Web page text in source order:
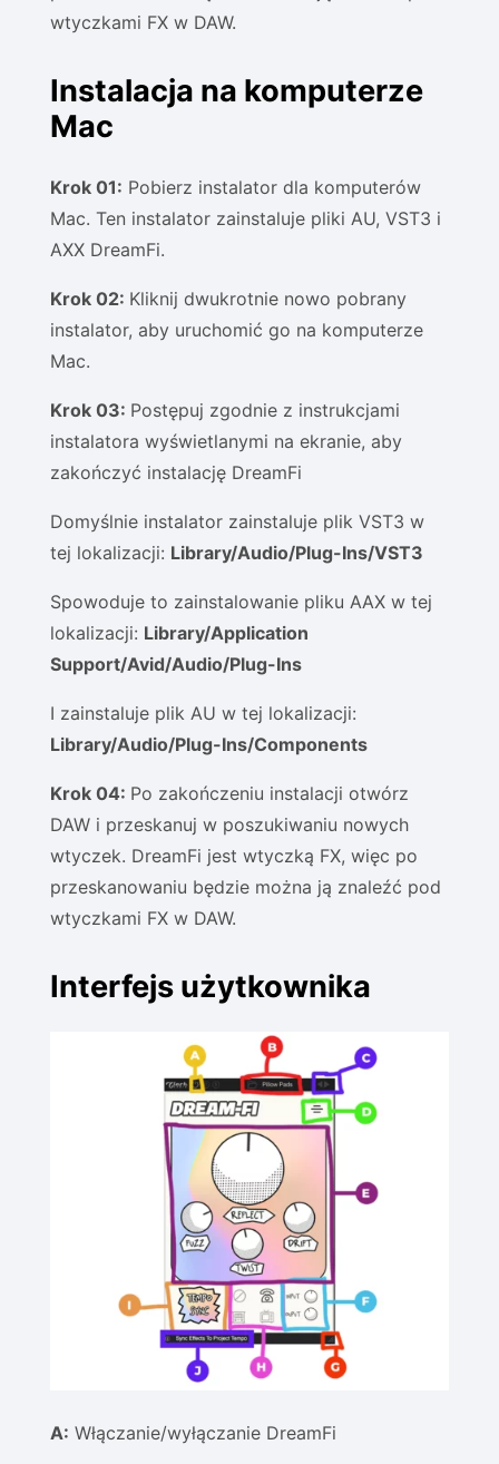
wtyczkami FX w DAW.
Instalacja na komputerze
Mac
Krok 01: Pobierz instalator dla komputerów
Mac. Ten instalator zainstaluje pliki AU, VST3 i
AXX DreamFi.
Krok 02: Kliknij dwukrotnie nowo pobrany
instalator, aby uruchomić go na komputerze
Mac.
Krok 03: Postępuj zgodnie z instrukcjami
instalatora wyświetlanymi na ekranie, aby
zakończyć instalację DreamFi
Domyślnie instalator zainstaluje plik VST3 w
tej lokalizacji: Library/Audio/Plug-Ins/VST3
Spowoduje to zainstalowanie pliku AAX w tej
lokalizacji: Library/Application
Support/Avid/Audio/Plug-Ins
I zainstaluje plik AU w tej lokalizacji:
Library/Audio/Plug-Ins/Components
Krok 04: Po zakończeniu instalacji otwórz
DAW i przeskanuj w poszukiwaniu nowych
wtyczek. DreamFi jest wtyczką FX, więc po
przeskanowaniu będzie można ją znaleźć pod
wtyczkami FX w DAW.
Interfejs użytkownika
A: Włączanie/wyłączanie DreamFi